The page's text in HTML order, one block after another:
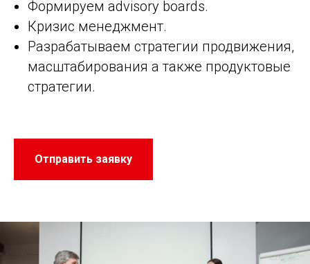
Формируем advisory boards.
Кризис менеджмент.
Разрабатываем стратегии продвижения,
масштабирования а также продуктовые
стратегии.
Отправить заявку